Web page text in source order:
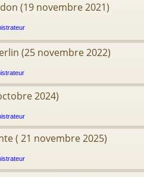
(19 novembre 2021)
(25 novembre 2022)
2024)
( 21 novembre 2025)